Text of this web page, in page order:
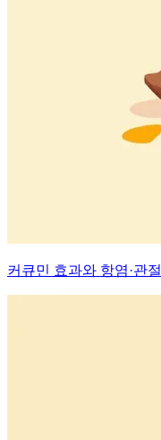
커큐민 효과와 항염·관절